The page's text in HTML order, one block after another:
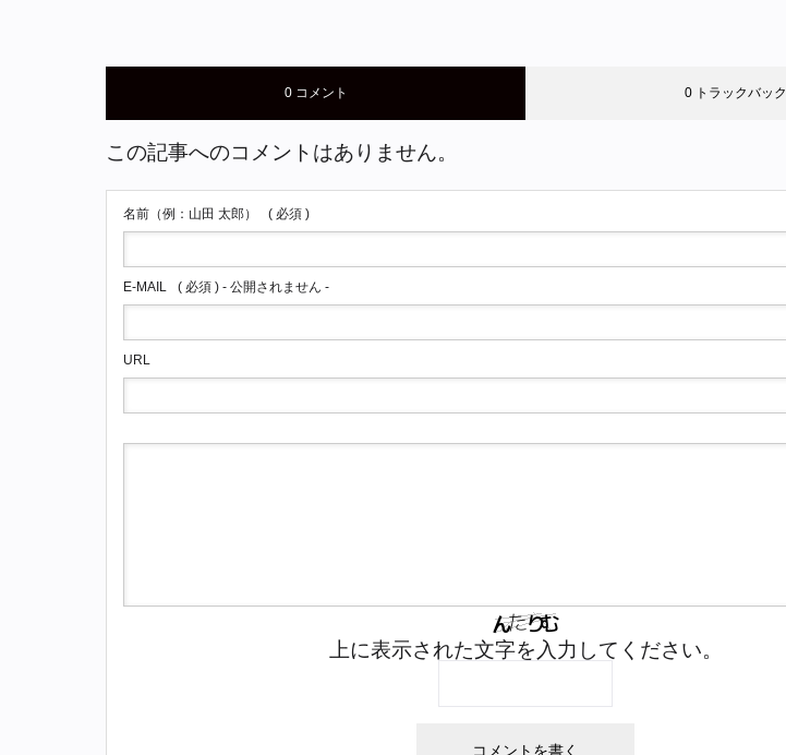
0 コメント 0 トラックバック
この記事へのコメントはありません。
名前（例：山田 太郎） ( 必須 )
E-MAIL ( 必須 ) - 公開されません -
URL
上に表示された文字を入力してください。